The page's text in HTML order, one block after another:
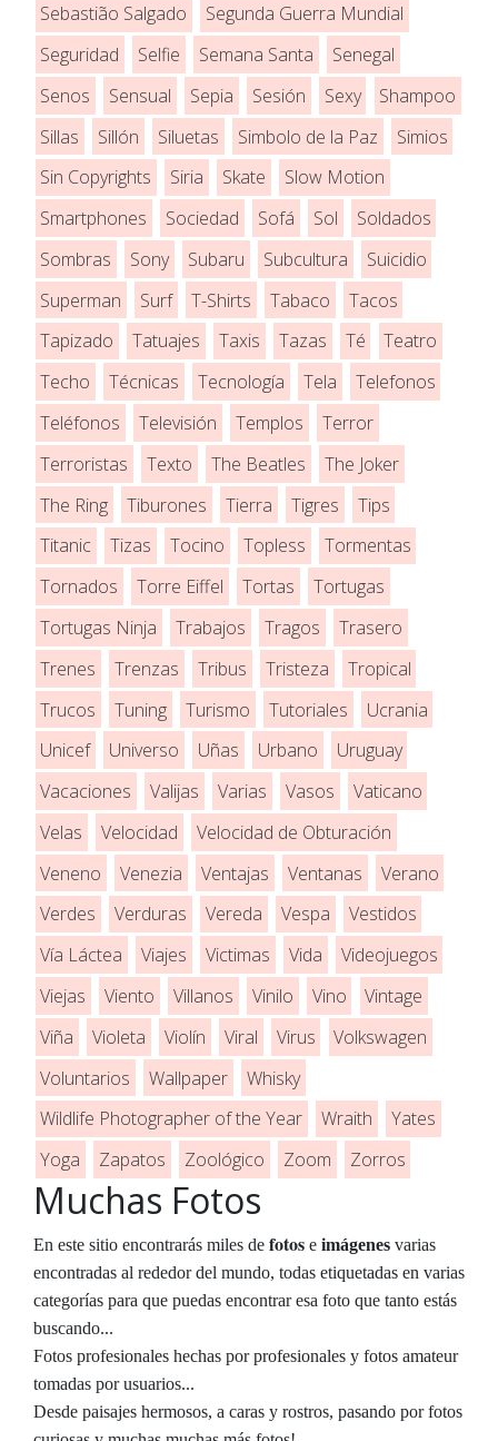
Sebastião Salgado
Segunda Guerra Mundial
Seguridad
Selfie Semana Santa
Senegal
Senos
Sensual Sepia Sesión Sexy
Shampoo
Sillas
Sillón Siluetas Simbolo de la Paz
Simios
Sin Copyrights
Siria Skate
Slow Motion
Smartphones
Sociedad Sofá Sol
Soldados
Sombras
Sony Subaru Subcultura
Suicidio
Superman
Surf T-Shirts Tabaco
Tacos
Tapizado
Tatuajes Taxis Tazas Té
Teatro
Techo
Técnicas Tecnología Tela
Telefonos
Teléfonos
Televisión Templos
Terror
Terroristas
Texto The Beatles
The Joker
The Ring
Tiburones Tierra Tigres
Tips
Titanic
Tizas Tocino Topless
Tormentas
Tornados
Torre Eiffel Tortas
Tortugas
Tortugas Ninja
Trabajos Tragos
Trasero
Trenes
Trenzas Tribus Tristeza
Tropical
Trucos
Tuning Turismo Tutoriales
Ucrania
Unicef
Universo Uñas Urbano
Uruguay
Vacaciones
Valijas Varias Vasos
Vaticano
Velas
Velocidad
Velocidad de Obturación
Veneno
Venezia Ventajas Ventanas
Verano
Verdes
Verduras Vereda Vespa
Vestidos
Vía Láctea
Viajes Victimas Vida
Videojuegos
Viejas
Viento Villanos Vinilo Vino
Vintage
Viña
Violeta Violín Viral Virus
Volkswagen
Voluntarios
Wallpaper
Whisky
Wildlife Photographer of the Year
Wraith
Yates
Yoga
Zapatos Zoológico Zoom Zorros
Muchas Fotos
En este sitio encontrarás miles de fotos e imágenes varias
encontradas al rededor del mundo, todas etiquetadas en varias
categorías para que puedas encontrar esa foto que tanto estás
buscando...
Fotos profesionales hechas por profesionales y fotos amateur
tomadas por usuarios...
Desde paisajes hermosos, a caras y rostros, pasando por fotos